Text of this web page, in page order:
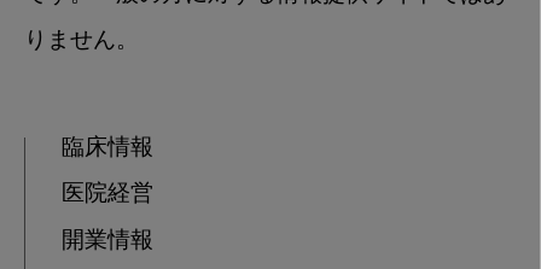
りません。
臨床情報
医院経営
開業情報